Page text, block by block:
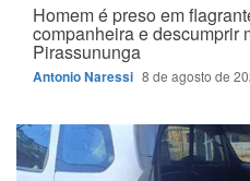
Homem é preso em
companheira e descumprir
Pirassununga
Antonio Naressi 8 de agosto de